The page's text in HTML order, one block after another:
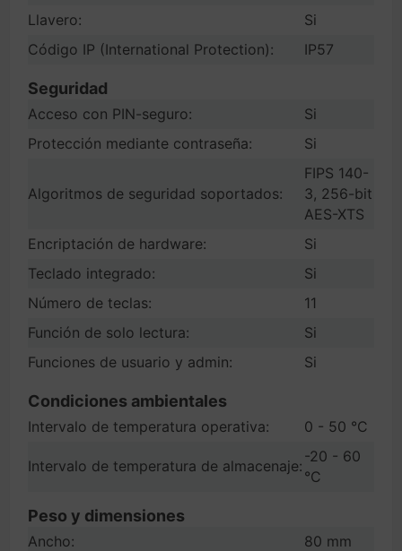
Llavero:
Si
Código IP (International Protection):
IP57
Seguridad
Acceso con PIN-seguro:
Si
Protección mediante contraseña:
Si
Algoritmos de seguridad soportados:
FIPS 140-
3, 256-bit
AES-XTS
Encriptación de hardware:
Si
Teclado integrado:
Si
Número de teclas:
11
Función de solo lectura:
Si
Funciones de usuario y admin:
Si
Condiciones ambientales
Intervalo de temperatura operativa: 0 - 50 °C
Intervalo de temperatura de almacenaje:
-20 - 60
°C
Peso y dimensiones
Ancho:
80 mm